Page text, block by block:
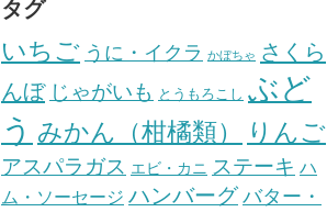
タグ
いちご うに・イクラ かぼちゃ さくら
んぼ じゃがいも とうもろこし ぶど
う みかん（柑橘類） りんご
アスパラガス エビ・カニ ステーキ ハ
ム・ソーセージ ハンバーグ バター・